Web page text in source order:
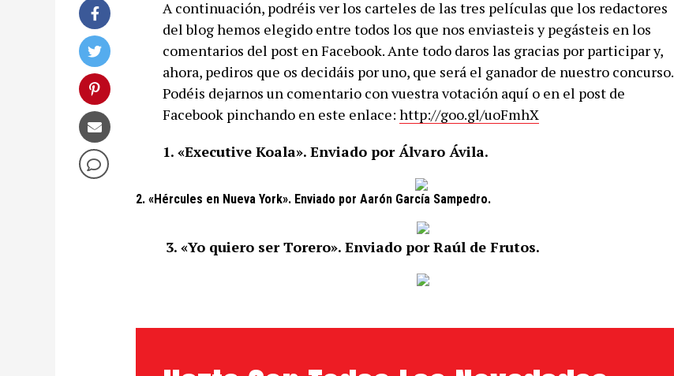
A continuación, podréis ver los carteles de las tres películas que los redactores
del blog hemos elegido entre todos los que nos enviasteis y pegásteis en los
comentarios del post en Facebook. Ante todo daros las gracias por participar y,
ahora, pediros que os decidáis por uno, que será el ganador de nuestro concurso.
Podéis dejarnos un comentario con vuestra votación aquí o en el post de
Facebook pinchando en este enlace: http://goo.gl/uoFmhX
1. «Executive Koala». Enviado por Álvaro Ávila.
2. «Hércules en Nueva York». Enviado por Aarón García Sampedro.
3. «Yo quiero ser Torero». Enviado por Raúl de Frutos.